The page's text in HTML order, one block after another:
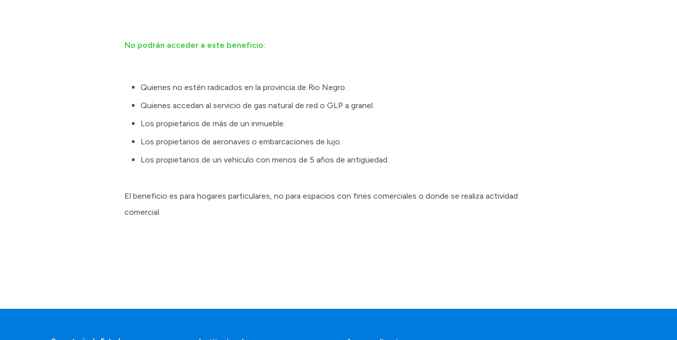
No podrán acceder a este beneficio:
Quienes no estén radicados en la provincia de Rio Negro.
Quienes accedan al servicio de gas natural de red o GLP a granel.
Los propietarios de más de un inmueble.
Los propietarios de aeronaves o embarcaciones de lujo.
Los propietarios de un vehículo con menos de 5 años de antigüedad.
El beneficio es para hogares particulares, no para espacios con fines comerciales o donde se realiza actividad
comercial.